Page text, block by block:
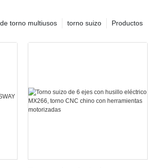
Productos
torno suizo
torno multiusos